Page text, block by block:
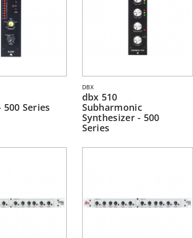
500 Series
DBX
dbx 510
Subharmonic
Synthesizer - 500
Series